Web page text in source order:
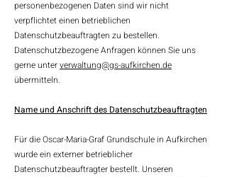
personenbezogenen Daten sind wir nicht
verpflichtet einen betrieblichen
Datenschutzbeauftragten zu bestellen.
Datenschutzbezogene Anfragen können Sie uns
gerne unterverwaltung@gs-aufkirchen.de
übermitteln.
Name und Anschrift des Datenschutzbeauftragten
Für die Oscar-Maria-Graf Grundschule in Aufkirchen
wurde ein externer betrieblicher
Datenschutzbeauftragter bestellt. Unseren